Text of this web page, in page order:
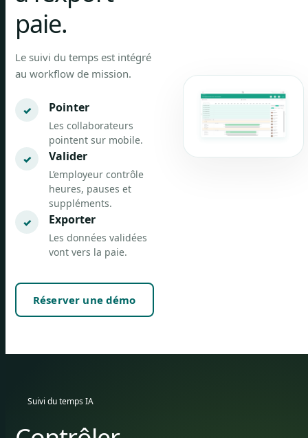
paie.
Le suivi du temps est intégré
au workflow de mission.
Pointer
Les collaborateurs
pointent sur mobile.
Valider
L’employeur contrôle
heures, pauses et
suppléments.
Exporter
Les données validées
vont vers la paie.
Réserver une démo
Suivi du temps IA